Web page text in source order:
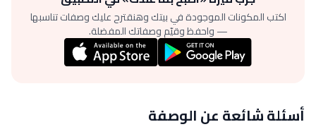
اكتب المكونات الموجودة في بيتك وهنقترح عليك وصفات تناسبها
— واحفظ وقيّم وصفاتك المفضلة.
أسئلة شائعة عن الوصفة